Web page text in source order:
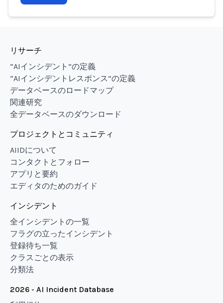
リサーチ
“AIインシデント”の定義
“AIインシデントレスポンス”の定義
データベースのロードマップ
関連研究
全データベースのダウンロード
プロジェクトとコミュニティ
AIIDについて
コンタクトとフォロー
アプリと要約
エディタのためのガイド
インシデント
全インシデントの一覧
フラグの立ったインシデント
登録待ち一覧
クラスごとの表示
分類法
2026 - AI Incident Database